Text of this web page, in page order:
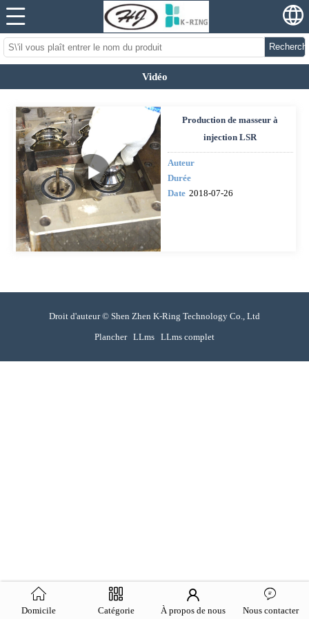
Vidéo
Production de masseur à
injection LSR
Auteur
Durée
Date 2018-07-26
Droit d'auteur © Shen Zhen K-Ring Technology Co., Ltd
Plancher LLms LLms complet
Domicile Catégorie À propos de nous Nous contacter